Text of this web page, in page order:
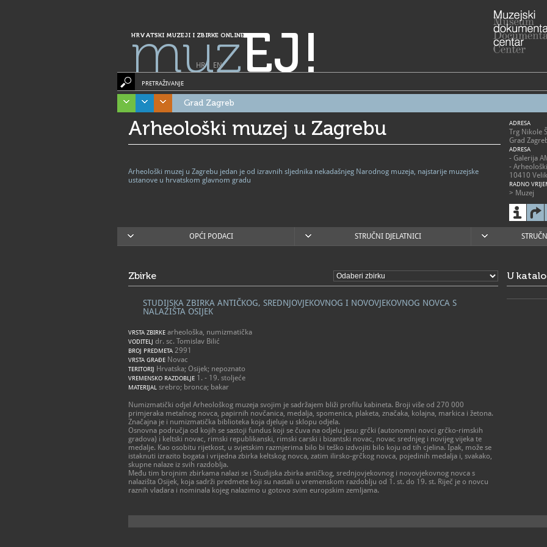
HRVATSKI MUZEJI I ZBIRKE ONLINE
muzEJ!
HR| EN
PRETRAŽIVANJE
Grad Zagreb
Arheološki muzej u Zagrebu
Arheološki muzej u Zagrebu jedan je od izravnih sljednika nekadašnjeg Narodnog muzeja, najstarije muzejske
ustanove u hrvatskom glavnom gradu
ADRESA
Trg Nikole
Grad
ADRESA
- Galerija
-
10410
RADNO
> Muzej
- subota
- nedjelja
-
- od
prema
OPĆI PODACI STRUČNI DJELATNICI
Zbirke
STUDIJSKA ZBIRKA ANTIČKOG, SREDNJOVJEKOVNOG I NOVOVJEKOVNOG NOVCA S
NALAZIŠTA OSIJEK
VRSTA ZBIRKE arheološka, numizmatička
VODITELJ dr. sc. Tomislav Bilić
BROJ PREDMETA 2991
VRSTA GRAĐE Novac
TERITORIJ Hrvatska; Osijek; nepoznato
VREMENSKO RAZDOBLJE 1. - 19. stoljeće
MATERIJAL srebro; bronca; bakar
Numizmatički odjel Arheološkog muzeja svojim je sadržajem bliži profilu kabineta. Broji više od 270 000
primjeraka metalnog novca, papirnih novčanica, medalja, spomenica, plaketa, značaka, kolajna, markica i žetona.
Značajna je i numizmatička biblioteka koja djeluje u sklopu odjela.
Osnovna područja od kojih se sastoji fundus koji se čuva na odjelu jesu: grčki (autonomni novci grčko-rimskih
gradova) i keltski novac, rimski republikanski, rimski carski i bizantski novac, novac srednjeg i novijeg vijeka te
medalje. Kao osobitu rijetkost, u svjetskim razmjerima bilo bi teško izdvojiti bilo koju od tih cjelina. Ipak, može se
istaknuti izrazito bogata i vrijedna zbirka keltskog novca, zatim ilirsko-grčkog novca, pojedinih medalja i, svakako,
skupne nalaze iz svih razdoblja.
Među tim brojnim zbirkama nalazi se i Studijska zbirka antičkog, srednjovjekovnog i novovjekovnog novca s
nalazišta Osijek, koja sadrži predmete koji su nastali u vremenskom razdoblju od 1. st. do 19. st. Riječ je o novcu
raznih vladara i nominala kojeg nalazimo u gotovo svim europskim zemljama.
U